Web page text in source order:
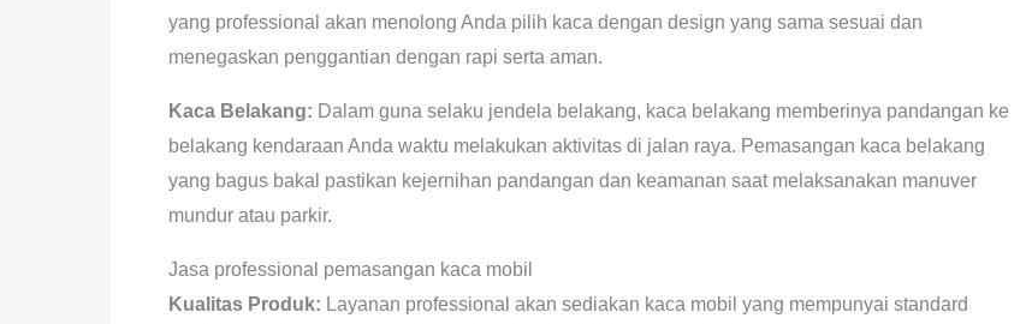
yang professional akan menolong Anda pilih kaca dengan design yang sama sesuai dan
menegaskan penggantian dengan rapi serta aman.
Kaca Belakang: Dalam guna selaku jendela belakang, kaca belakang memberinya pandangan ke
belakang kendaraan Anda waktu melakukan aktivitas di jalan raya. Pemasangan kaca belakang
yang bagus bakal pastikan kejernihan pandangan dan keamanan saat melaksanakan manuver
mundur atau parkir.
Jasa professional pemasangan kaca mobil
Kualitas Produk: Layanan professional akan sediakan kaca mobil yang mempunyai standard